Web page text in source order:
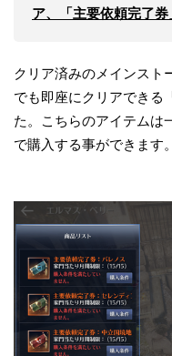
ア、「主要依頼完了券
クリア済みのメインスト
でも即座にクリアできる
た。こちらのアイテムは
で購入する事ができます。